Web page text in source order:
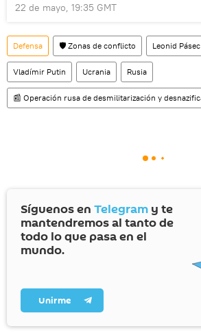
22 de mayo, 19:35 GMT
Defensa 🛡️ Zonas de conflicto Leonid
Vladímir Putin Ucrania Rusia
📰 Operación rusa de desmilitarización y
Síguenos en Telegram y te
mantendremos al tanto de
todo lo que pasa en el
mundo.
Unirme